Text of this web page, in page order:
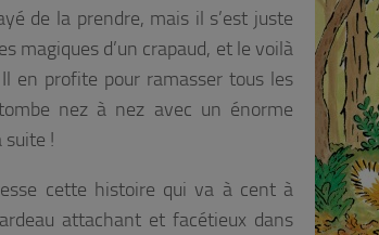
de la prendre, mais il s’est juste
magiques d’un crapaud, et le voilà
en profite pour ramasser tous les
nez à nez avec un énorme
suite !
cette histoire qui va à cent à
attachant et facétieux dans